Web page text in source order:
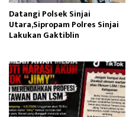
Datangi Polsek Sinjai
Utara,Sipropam Polres Sinjai
Lakukan Gaktiblin